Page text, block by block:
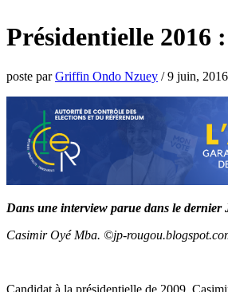
Présidentielle 2016
poste parGriffin Ondo Nzuey /9 juin, 2016
Dans une interview parue dans le dernier
Casimir Oyé Mba. ©jp-
Candidat à la présidentielle de 2009,